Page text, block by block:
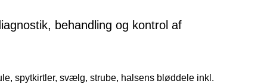
behandling og kontrol af
spytkirtler, svælg, strube, halsens bløddele inkl.